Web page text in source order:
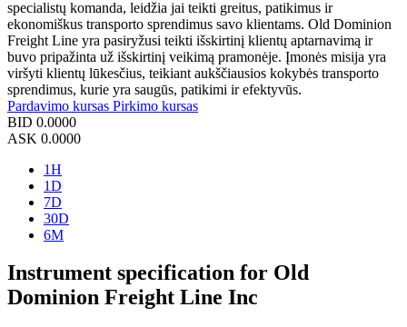
specialistų komanda, leidžia jai teikti greitus, patikimus ir
ekonomiškus transporto sprendimus savo klientams. Old Dominion
Freight Line yra pasiryžusi teikti išskirtinį klientų aptarnavimą ir
buvo pripažinta už išskirtinį veikimą pramonėje. Įmonės misija yra
viršyti klientų lūkesčius, teikiant aukščiausios kokybės transporto
sprendimus, kurie yra saugūs, patikimi ir efektyvūs.
Pardavimo kursas Pirkimo kursas
BID 0.0000
ASK 0.0000
1H
1D
7D
30D
6M
Instrument specification for Old
Dominion Freight Line Inc